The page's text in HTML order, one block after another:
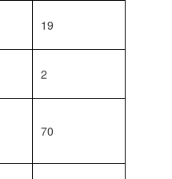
19
2
70